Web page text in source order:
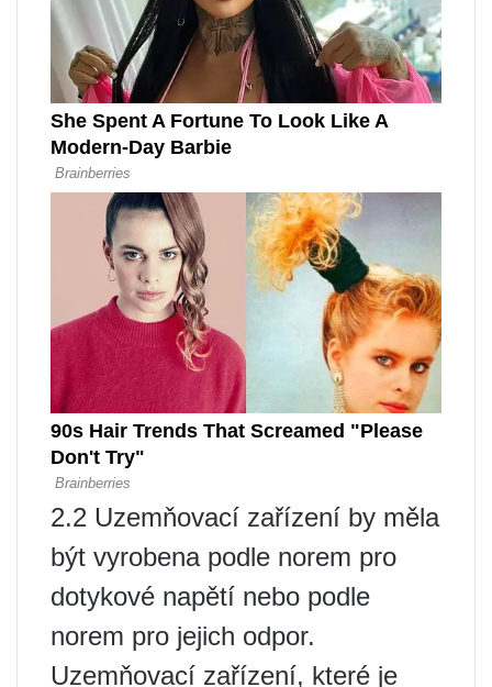
2.2 Uzemňovací zařízení by měla
být vyrobena podle norem pro
dotykové napětí nebo podle
norem pro jejich odpor.
Uzemňovací zařízení, které je